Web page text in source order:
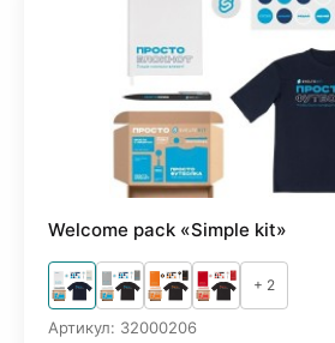
Welcome pack «Simple kit»
+ 2
Артикул: 32000206